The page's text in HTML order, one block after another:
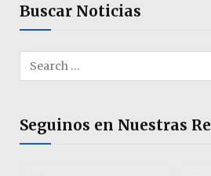
Buscar Noticias
Seguinos en Nuestras